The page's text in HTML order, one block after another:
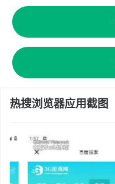
热搜浏览器应用截图